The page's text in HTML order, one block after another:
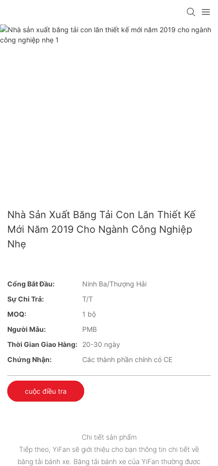
Nhà Sản Xuất Băng Tải Con Lăn Thiết Kế
Mới Năm 2019 Cho Ngành Công Nghiệp
Nhẹ
Cổng Bắt Đầu:
Ninh Ba/Thượng Hải
Sự Chi Trả:
T/T
MOQ:
1 bộ
Người Mẫu:
PMB
Thời Gian Giao Hàng:
20-30 ngày
Chứng Nhận:
Các thành phần chính có CE
cuộc điều tra
Chi tiết sản phẩm
Tiếp theo, YiFan sẽ giới thiệu cho bạn thông tin chi tiết về
băng tải bánh xe. Băng tải bánh xe của YiFan thường được